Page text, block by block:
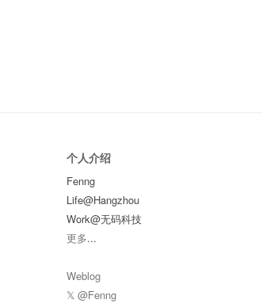
个人介绍
Fenng
Life@Hangzhou
Work@无码科技
更多...
Weblog
𝕏 @Fenng